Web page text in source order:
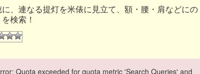
、連なる提灯を米俵に見立て、額・腰・肩などにの
検索！
Quota exceeded for quota metric 'Search Queries' and